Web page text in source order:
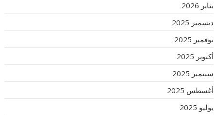
يناير 2026
ديسمبر 2025
نوفمبر 2025
أكتوبر 2025
سبتمبر 2025
أغسطس 2025
يوليو 2025